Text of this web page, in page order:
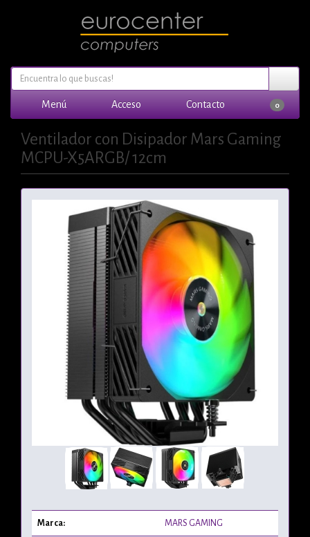
Menú Acceso Contacto 0
Ventilador con Disipador Mars Gaming
MCPU-X5ARGB/ 12cm
Marca: MARS GAMING